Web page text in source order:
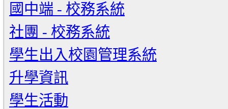
國中端 - 校務系統
社團 - 校務系統
學生出入校園管理系統
升學資訊
學生活動